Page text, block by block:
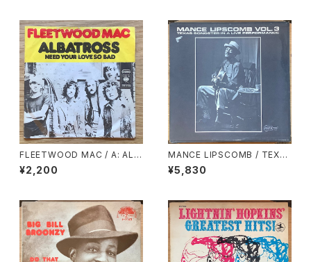
FLEETWOOD MAC / A: ALB
ATROSS / B: NEED YOUR L
OVE SO BAD
¥2,200
MANCE LIPSCOMB / TEXA
S SONGSTER IN A LIVE PE
RFORMANCE
¥5,830